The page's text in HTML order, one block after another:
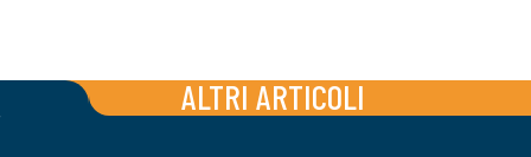
ALTRI ARTICOLI